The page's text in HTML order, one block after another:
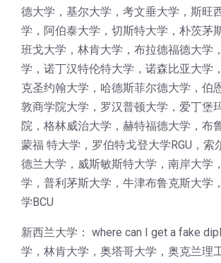
德大学，基尔大学，考文垂大学，斯旺
学，阿伯泰大学，切斯特大学，朴茨茅
班戈大学，林肯大学，布拉德福德大学
学，诺丁汉特伦特大学，诺森比亚大学
克圣约翰大学，哈德斯菲尔德大学，伯
敦商学院大学，罗汉普顿大学，爱丁堡
院，格林威治大学，赫特福德大学，布
蒙福 特大学，罗伯特戈登大学RGU，索
德兰大学，威斯敏斯特大学，南岸大学
学，普利茅斯大学，牛津布鲁克斯大学
学BCU
新西兰大学： where can I get a fake
学，林肯大学，奥塔哥大学，奥克兰理